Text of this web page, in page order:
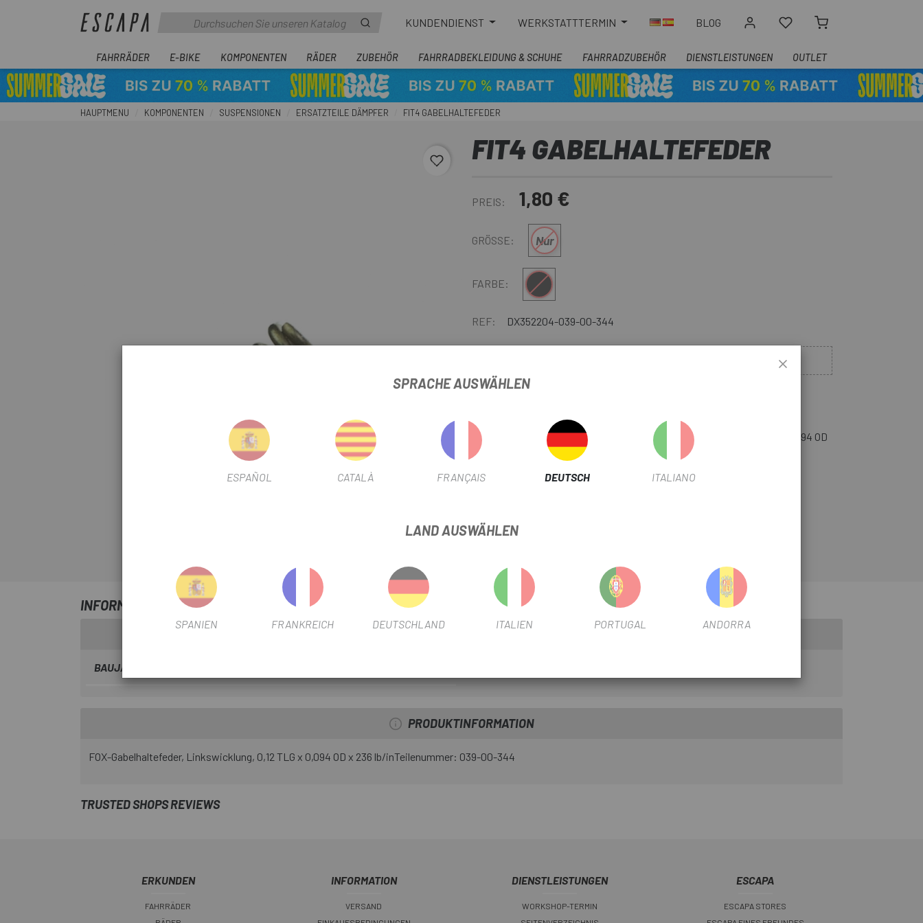
KUNDENDIENST WERKSTATTTERMIN BLOG
FAHRRÄDER E-BIKE KOMPONENTEN RÄDER ZUBEHÖR FAHRRADBEKLEIDUNG & SCHUHE FAHRRADZUBEHÖR DIENSTLEISTUNGEN OUTLET
HAUPTMENU KOMPONENTEN SUSPENSIONEN ERSATZTEILE DÄMPFER FIT4 GABELHALTEFEDER
favorite_border
FIT4 GABELHALTEFEDER
PREIS: 1,80 €
GRÖSSE: Nur
FARBE: Multi
REF: DX352204-039-00-344
Finden Sie bei
Escapaoriginal Fox Shox Ersatzteile, Zubehör und
Komponenten für Ihr Fahrrad. Die
Fit4-Gabelhaltefeder
0,12 TLG x 0,094 OD
x 236 lb.
INFORMATIONEN ÜBER UNS FIT4 GABELHALTEFEDER
BAUJAHR
PRODUKTINFORMATION
FOX-Gabelhaltefeder, Linkswicklung, 0,12 TLG x 0,094 OD x 236 lb/inTeilenummer: 039-00-344
TRUSTED SHOPS REVIEWS
ERKUNDEN
FAHRRÄDER
INFORMATION
VERSAND
DIENSTLEISTUNGEN
WORKSHOP-TERMIN
ESCAPA
ESCAPA STORES
SPRACHE AUSWÄHLEN
ESPAÑOL CATALÀ FRANÇAIS DEUTSCH ITALIANO
LAND AUSWÄHLEN
SPANIEN FRANKREICH DEUTSCHLAND ITALIEN PORTUGAL ANDORRA